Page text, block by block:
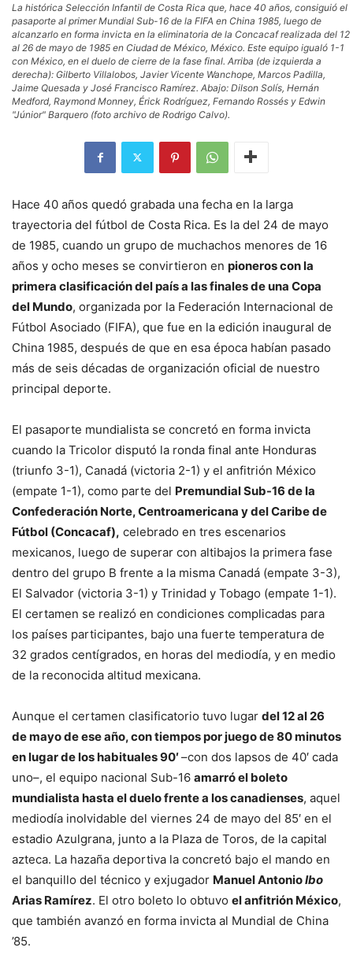
La histórica Selección Infantil de Costa Rica que, hace 40 años, consiguió el
pasaporte al primer Mundial Sub-16 de la FIFA en China 1985, luego de
alcanzarlo en forma invicta en la eliminatoria de la Concacaf realizada del 12
al 26 de mayo de 1985 en Ciudad de México, México. Este equipo igualó 1-1
con México, en el duelo de cierre de la fase final. Arriba (de izquierda a
derecha): Gilberto Villalobos, Javier Vicente Wanchope, Marcos Padilla,
Jaime Quesada y José Francisco Ramírez. Abajo: Dilson Solís, Hernán
Medford, Raymond Monney, Érick Rodríguez, Fernando Rossés y Edwin
"Júnior" Barquero (foto archivo de Rodrigo Calvo).
Hace 40 años quedó grabada una fecha en la larga
trayectoria del fútbol de Costa Rica. Es la del 24 de mayo
de 1985, cuando un grupo de muchachos menores de 16
años y ocho meses se convirtieron en pioneros con la
primera clasificación del país a las finales de una Copa
del Mundo, organizada por la Federación Internacional de
Fútbol Asociado (FIFA), que fue en la edición inaugural de
China 1985, después de que en esa época habían pasado
más de seis décadas de organización oficial de nuestro
principal deporte.
El pasaporte mundialista se concretó en forma invicta
cuando la Tricolor disputó la ronda final ante Honduras
(triunfo 3-1), Canadá (victoria 2-1) y el anfitrión México
(empate 1-1), como parte del Premundial Sub-16 de la
Confederación Norte, Centroamericana y del Caribe de
Fútbol (Concacaf), celebrado en tres escenarios
mexicanos, luego de superar con altibajos la primera fase
dentro del grupo B frente a la misma Canadá (empate 3-3),
El Salvador (victoria 3-1) y Trinidad y Tobago (empate 1-1).
El certamen se realizó en condiciones complicadas para
los países participantes, bajo una fuerte temperatura de
32 grados centígrados, en horas del mediodía, y en medio
de la reconocida altitud mexicana.
Aunque el certamen clasificatorio tuvo lugar del 12 al 26
de mayo de ese año, con tiempos por juego de 80 minutos
en lugar de los habituales 90′–con dos lapsos de 40′ cada
uno–, el equipo nacional Sub-16 amarró el boleto
mundialista hasta el duelo frente a los canadienses, aquel
mediodía inolvidable del viernes 24 de mayo del 85′ en el
estadio Azulgrana, junto a la Plaza de Toros, de la capital
azteca. La hazaña deportiva la concretó bajo el mando en
el banquillo del técnico y exjugador Manuel AntonioIbo
Arias Ramírez. El otro boleto lo obtuvo el anfitrión México,
que también avanzó en forma invicta al Mundial de China
’85.